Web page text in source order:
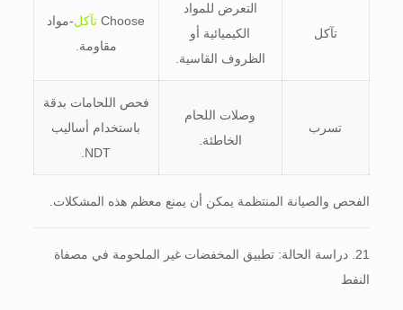
تآكل
التعرض للمواد
الكيميائية أو
الظروف القاسية.
Choose تآكل-مواد
مقاومة.
تسرب
وصلات اللحام
الخاطئة.
فحص اللحامات بدقة
باستخدام أساليب
NDT.
الفحص والصيانة المنتظمة يمكن أن يمنع معظم هذه المشكلات.
21. دراسة الحالة: تطبيق المخفضات غير الملحومة في مصفاة
النفط